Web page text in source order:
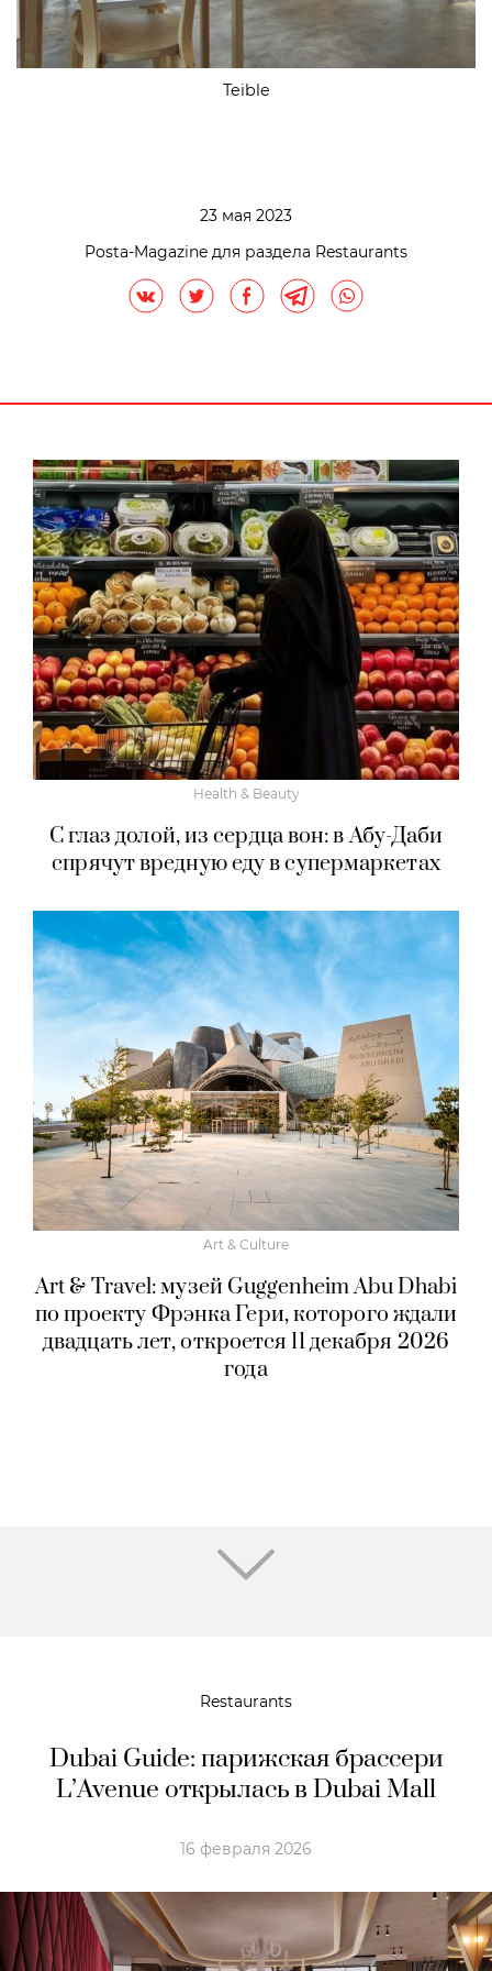
Teible
23 мая 2023
Posta-Magazine для раздела Restaurants
Health & Beauty
С глаз долой, из сердца вон: в Абу-Даби
спрячут вредную еду в супермаркетах
Art & Culture
Art & Travel: музей Guggenheim Abu Dhabi
по проекту Фрэнка Гери, которого ждали
двадцать лет, откроется 11 декабря 2026
года
Restaurants
Dubai Guide: парижская брассери
L’Avenue открылась в Dubai Mall
16 февраля 2026